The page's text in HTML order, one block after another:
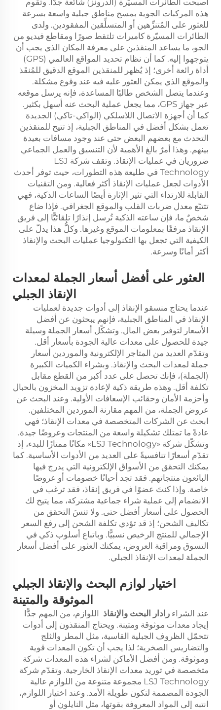
أصبحت الطائرات المسيّرة (الدرونز) شائعة جدًّا. وتقوم
هذه المركبات الجوية بمسح مناطق جبلية واسعة بسرعة
للعثور على المُتنزِّهين أو المتسلِّقين المفقودين. ولدى
الطائرات المسيّرة كاميرات تلتقط صورًا ومقاطع فيديو من
الجو، ما يساعد المنقذين على معرفة المكان الذي يجب أن
يتوجهوا إليه. كما أن نظام تحديد المواقع العالمي (GPS)
أداة رائعة أخرى؛ إذ يُظهر للمنقذين الموقع الدقيق للمُنقَذ
والموقع الذي يمكن العثور عليه فيه عند وقوع مشكلة.
وعندما يتصل الشخص طالبًا المساعدة، فإنه يرسل موقعه
عبر جهاز GPS، مما يجعل عملية البحث عنه أسهل بكثير.
كما أن أجهزة الاتصال اللاسلكي (الواكي-تاكي) الجديدة
تعمل بشكل أفضل في المناطق الجبلية، إذ تتيح للمنقذين
التحدث مع بعضهم البعض حتى عند وجود مسافات بعيدة
بينهم. وهذا أمرٌ بالغ الأهمية لأن التنسيق والعمل الجماعي
ضروريان في عمليات الإنقاذ. وتقف شركة LSJ
Technology في طليعة هذه التطورات، حيث توفر أحدث
الأدوات لجعل عمليات الإنقاذ أكثر فعالية. ومن التقنيات
القابلة للارتداء التي تثير الإثارة أيضًا الساعات الذكية، فهي
تتتبّع معدل ضربات القلب والموقع الجغرافي. فإذا ضاع
شخصٌ ما، فإن ساعته الذكية تُرسل إنذارًا تلقائيًّا إلى فريق
الإنقاذ مرفقًا بمعلومات الموقع وغيرها. وكلُّ هذا يدلّ على
الكيفية التي تجعل بها التكنولوجيا عمليات البحث والإنقاذ
أكثر أمانًا وسرعة.
العثور على أفضل أسعار الجملة لمعدات
الإنقاذ الجبلي
عندما يحتاج منسقو الإنقاذ إلى أدوات جديدة لعمليات
الإنقاذ في المناطق الجبلية، فإنهم يبحثون عن أفضل
الأسعار لتوفير بعض المال. وتشكّل أسعار الجملة وسيلة
جيدة للحصول على معدات عالية الجودة بأسعار أقل.
وتقدّم العديد من المتاجر الإلكترونية والموردين أسعار
جملة لمعدات البحث والإنقاذ. وبشراء الكميات الكبيرة
(الجملة)، فإنك تحصل على عدد أكبر من القطع مقابل
تكلفة أقل. وهذه طريقة ذكية لإعادة تزويد المخزون بالحبال
وأحزمة الأمان وحقائب الإسعافات الأولية. وعند البحث عن
عروض الجملة، من المهم مقارنة الموردين المختلفين.
ابحث عن الشركات المتخصصة في معدات الإنقاذ؛ فهي
عادةً ما تمتلك تشكيلة واسعة من المنتجات وعروضًا جيدة.
وتشكّل شركة «LSJ Technology» مكانًا ممتازًا للبدء، إذ
تقدّم أسعارًا تنافسيةً على العديد من الأدوات الأساسية. كما
يمكنك التحقق من الأسواق الإلكترونية التي يدرج فيها
البائعون منتجاتهم. فقد تجد أحيانًا خصومات أو عروضًا
خاصة. وإذا كنتَ عضوًا في فريق إنقاذ، فقد ترغب في
الانضمام إلى عملية شراء جماعية مشتركة، مما يتيح لك
الحصول على أسعار أفضل حتى. ولا تنسَ التحقق من
تكاليف الشحن؛ إذ قد تؤدي تكلفة الشحن إلى رفع السعر
الإجمالي للمنتج الرخيص نسبيًّا. وباتباع أسلوب ذكي في
التسوق ومراقبة العروض، يمكنك العثور على أفضل أسعار
الجملة لمعدات الإنقاذ الجبلي.
اختيار لوازم البحث والإنقاذ الجبلي
الموثوقة والمتينة
عند الشراء رادار البحث والإنقاذ
اللوازم، من المهم جدًّا
إيجاد معدات موثوقة ومتينة. ويحتاج المنقذون إلى أدوات
تتحمّل الظروف الجبلية القاسية، مثل المطر والثلج
والتضاريس الصخرية؛ لذا يجب أن تكون المعدات قوية
وموثوقة. ومن أفضل الأماكن لشراء هذه المعدات شركة
متخصصة في توريد معدات الإنقاذ الخارجية. وتقدّم شركة
LSJ Technology مجموعة متنوعة من اللوازم عالية
الجودة المصممة لتكون طويلة الأمد. وعند اختيار اللوازم،
انتبه إلى المواد المعروفة بقوتها، مثل النايلون أو